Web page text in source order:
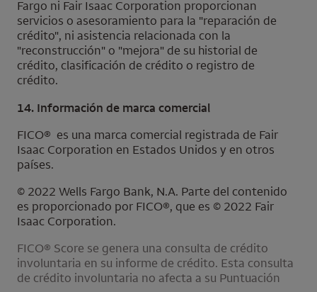
Fargo ni Fair Isaac Corporation proporcionan
servicios o asesoramiento para la "reparación de
crédito", ni asistencia relacionada con la
"reconstrucción" o "mejora" de su historial de
crédito, clasificación de crédito o registro de
crédito.
14. Información de marca comercial
FICO® es una marca comercial registrada de Fair
Isaac Corporation en Estados Unidos y en otros
países.
© 2022 Wells Fargo Bank, N.A. Parte del contenido
es proporcionado por FICO®, que es © 2022 Fair
Isaac Corporation.
FICO® Score se genera una consulta de crédito
involuntaria en su informe de crédito. Esta consulta
de crédito involuntaria no afecta a su Puntuación